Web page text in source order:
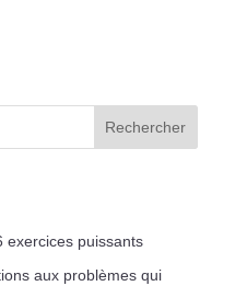
Rechercher
exercices puissants
aux problèmes qui